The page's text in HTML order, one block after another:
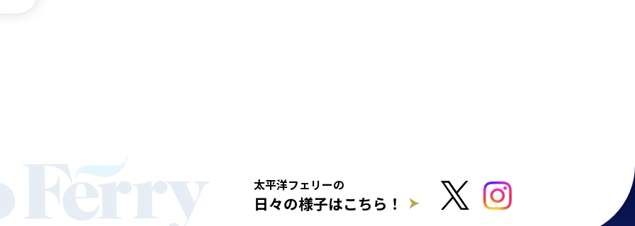
太平洋フェリーの
日々の様子はこちら！